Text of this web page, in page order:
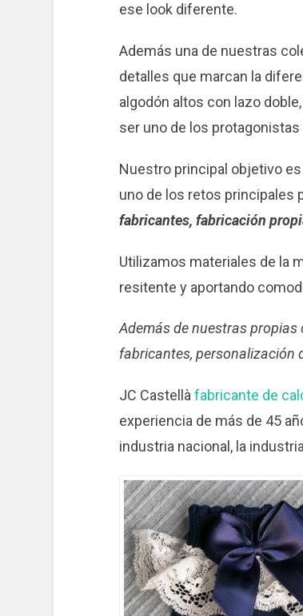
ese look diferente.
Además una de nuestras
detalles que marcan la
algodón altos con lazo
ser uno de los
Nuestro principal objetivo
uno de los retos principales
fabricantes, fabricación
Utilizamos materiales de la
resitente y aportando
Además de nuestras
fabricantes, personalización
JC Castellàfabricante de
experiencia de más de 45
industria nacional, la